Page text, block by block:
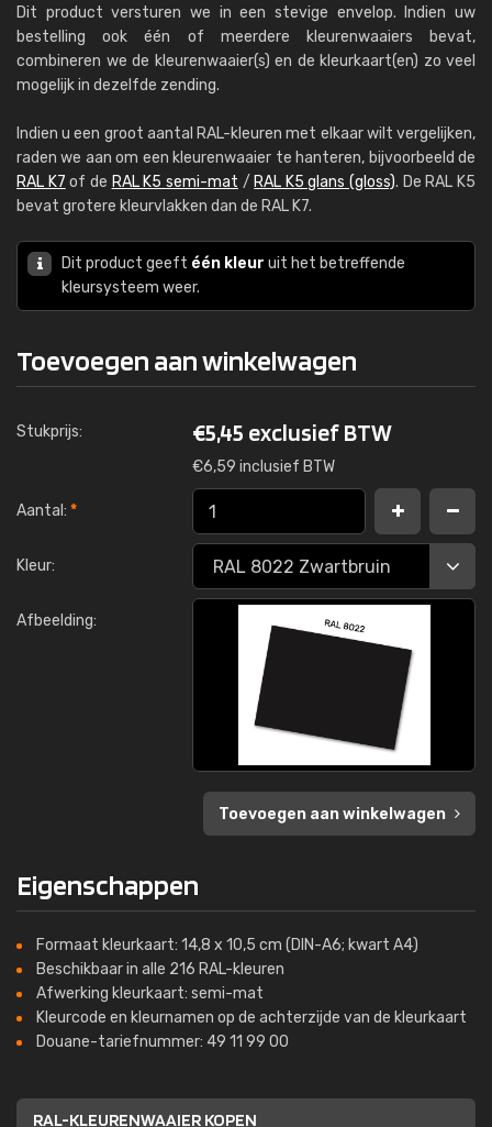
Dit product versturen we in een stevige envelop. Indien uw
bestelling ook één of meerdere kleurenwaaiers bevat,
combineren we de kleurenwaaier(s) en de kleurkaart(en) zo veel
mogelijk in dezelfde zending.
Indien u een groot aantal RAL-kleuren met elkaar wilt vergelijken,
raden we aan om een kleurenwaaier te hanteren, bijvoorbeeld de
RAL K7 of de RAL K5 semi-mat / RAL K5 glans (gloss). De RAL K5
bevat grotere kleurvlakken dan de RAL K7.
Dit product geeft één kleur uit het betreffende
kleursysteem weer.
Toevoegen aan winkelwagen
Stukprijs: €5,45 exclusief BTW
€6,59 inclusief BTW
Aantal: *
Kleur:
Afbeelding:
Toevoegen aan winkelwagen
Eigenschappen
Formaat kleurkaart: 14,8 x 10,5 cm (DIN-A6; kwart A4)
Beschikbaar in alle 216 RAL-kleuren
Afwerking kleurkaart: semi-mat
Kleurcode en kleurnamen op de achterzijde van de kleurkaart
Douane-tariefnummer: 49 11 99 00
RAL-KLEURENWAAIER KOPEN